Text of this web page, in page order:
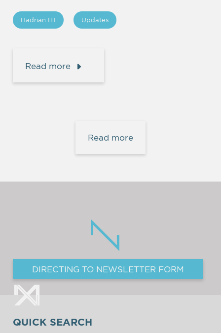
Hadrian ITI Updates
Read more
Read more
DIRECTING TO NEWSLETTER FORM
QUICK SEARCH